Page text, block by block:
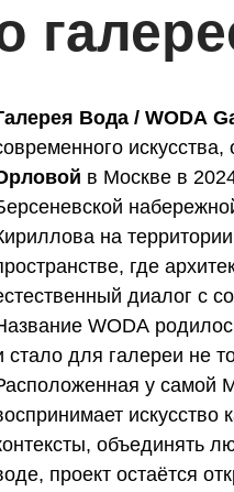
Вода / WODA
искусства,
в Москве в
на
где
диалог с
WODA
стало для галереи не
у самой
искусство
объединять
проект остаётся